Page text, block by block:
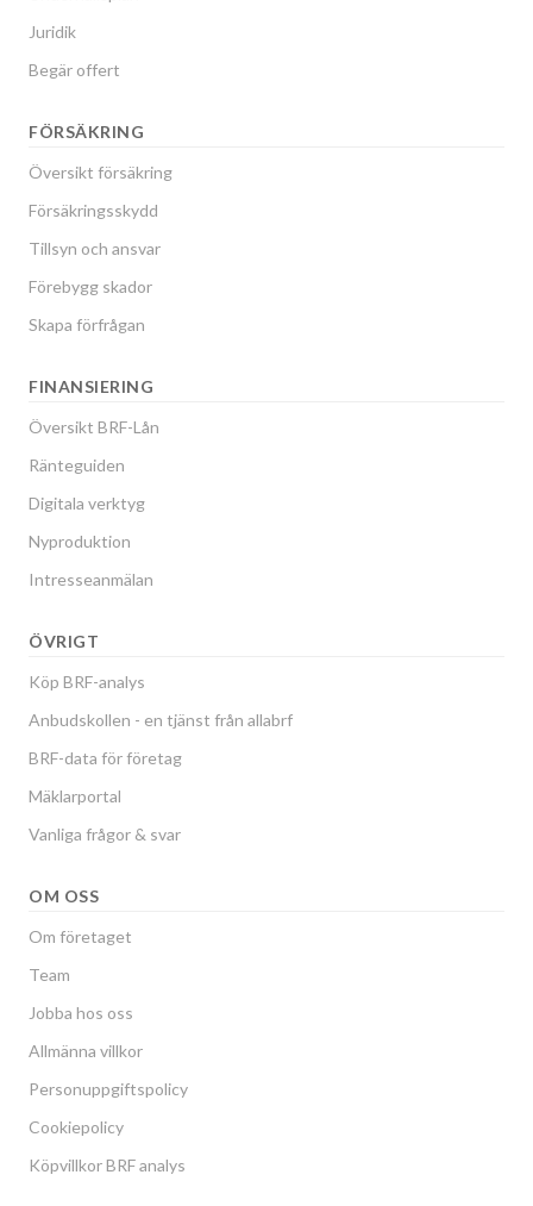
Juridik
Begär offert
FÖRSÄKRING
Översikt försäkring
Försäkringsskydd
Tillsyn och ansvar
Förebygg skador
Skapa förfrågan
FINANSIERING
Översikt BRF-Lån
Ränteguiden
Digitala verktyg
Nyproduktion
Intresseanmälan
ÖVRIGT
Köp BRF-analys
Anbudskollen - en tjänst från allabrf
BRF-data för företag
Mäklarportal
Vanliga frågor & svar
OM OSS
Om företaget
Team
Jobba hos oss
Allmänna villkor
Personuppgiftspolicy
Cookiepolicy
Köpvillkor BRF analys